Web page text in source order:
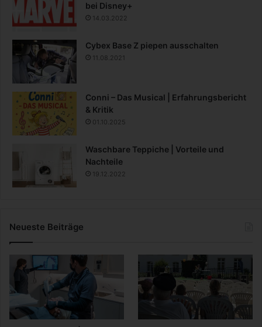
bei Disney+
14.03.2022
Cybex Base Z piepen ausschalten
11.08.2021
Conni – Das Musical | Erfahrungsbericht
& Kritik
01.10.2025
Waschbare Teppiche | Vorteile und
Nachteile
19.12.2022
Neueste Beiträge